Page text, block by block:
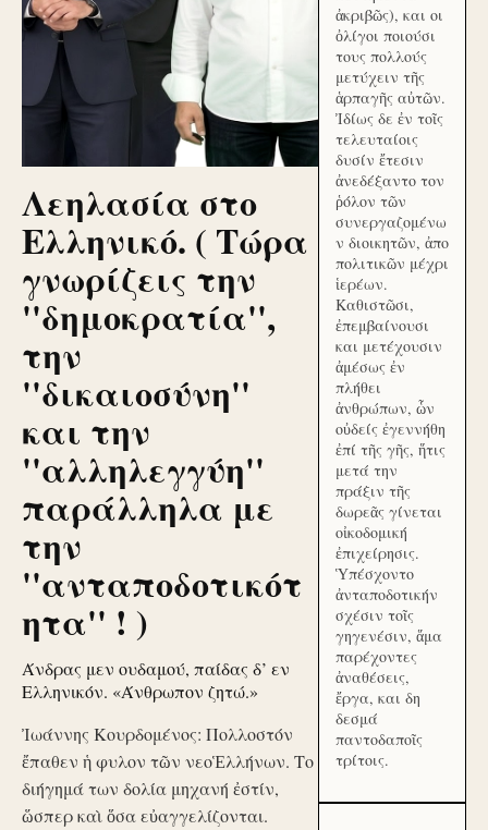
Λεηλασία στο
Ελληνικό. ( Τώρα
γνωρίζεις την
''δημοκρατία'',
την
''δικαιοσύνη''
και την
''αλληλεγγύη''
παράλληλα με
την
''ανταποδοτικότ
ητα'' ! )
Άνδρας μεν ουδαμού, παίδας δ’ εν
Ελληνικόν. «Άνθρωπον ζητώ.»
Ἰωάννης Κουρδομένος: Πολλοστόν
ἔπαθεν ἡ φυλον τῶν νεοἙλλήνων. Το
διήγημά των δολία μηχανή ἐστίν,
ὥσπερ καὶ ὅσα εὐαγγελίζονται.
ἀκριβῶς), και οι
ὀλίγοι ποιούσι
τους πολλούς
μετύχειν τῆς
ἁρπαγῆς αὐτῶν.
Ἰδίως δε ἐν τοῖς
τελευταίοις
δυσίν ἔτεσιν
ἀνεδέξαντο τον
ῥόλον τῶν
συνεργαζομένω
ν διοικητῶν, ἀπο
πολιτικῶν μέχρι
ἱερέων.
Καθιστῶσι,
ἐπεμβαίνουσι
και μετέχουσιν
ἀμέσως ἐν
πλήθει
ἀνθρώπων, ὧν
οὐδείς ἐγεννήθη
ἐπί τῆς γῆς, ἥτις
μετά την
πράξιν τῆς
δωρεᾶς γίνεται
οἰκοδομική
ἐπιχείρησις.
Ὑπέσχοντο
ἀνταποδοτικήν
σχέσιν τοῖς
γηγενέσιν, ἅμα
παρέχοντες
ἀναθέσεις,
ἔργα, και δη
δεσμά
παντοδαποῖς
τρίτοις.